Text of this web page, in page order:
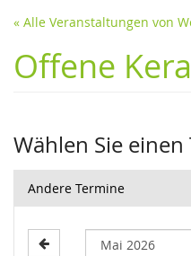
« Alle Veranstaltungen von
Offene
Wählen Sie
Andere Termine